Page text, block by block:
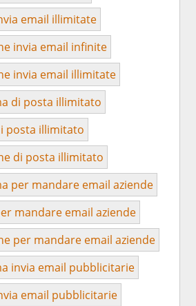
email illimitate
invia email infinite
invia email illimitate
di posta illimitato
posta illimitato
di posta illimitato
per mandare email aziende
mandare email aziende
per mandare email aziende
invia email pubblicitarie
email pubblicitarie